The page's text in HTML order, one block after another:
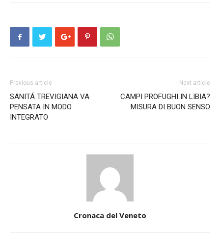
Previous article
SANITÁ TREVIGIANA VA
PENSATA IN MODO
INTEGRATO
Next article
CAMPI PROFUGHI IN LIBIA?
MISURA DI BUON SENSO
Cronaca del Veneto